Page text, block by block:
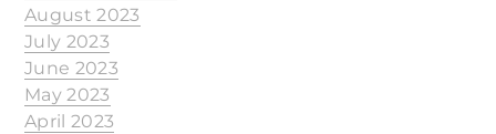
August 2023
July 2023
June 2023
May 2023
April 2023